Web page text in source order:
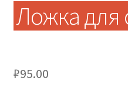
Ложка для
₽95.00